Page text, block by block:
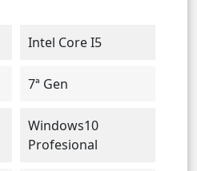
Intel Core I5
7ª Gen
Windows10
Profesional